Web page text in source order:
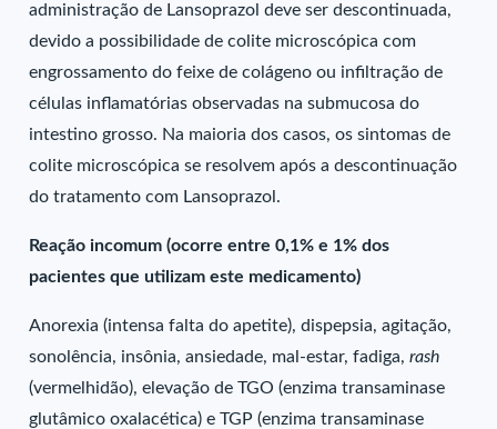
administração de Lansoprazol deve ser descontinuada,
devido a possibilidade de colite microscópica com
engrossamento do feixe de colágeno ou infiltração de
células inflamatórias observadas na submucosa do
intestino grosso. Na maioria dos casos, os sintomas de
colite microscópica se resolvem após a descontinuação
do tratamento com Lansoprazol.
Reação incomum (ocorre entre 0,1% e 1% dos
pacientes que utilizam este medicamento)
Anorexia (intensa falta do apetite), dispepsia, agitação,
sonolência, insônia, ansiedade, mal-estar, fadiga,rash
(vermelhidão), elevação de TGO (enzima transaminase
glutâmico oxalacética) e TGP (enzima transaminase